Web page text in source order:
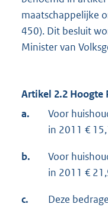
maatschappelijke
450). Dit besluit
Minister van
Artikel 2.2 Hoogte
a.
Voor
in 2011 €
b.
Voor
in 2011 €
c. Deze